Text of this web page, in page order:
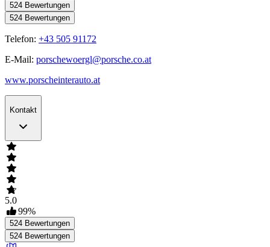
524 Bewertungen
524 Bewertungen
Telefon: +43 505 91172
E-Mail: porschewoergl@porsche.co.at
www.porscheinterauto.at
Kontakt
5.0
99%
524 Bewertungen
524 Bewertungen